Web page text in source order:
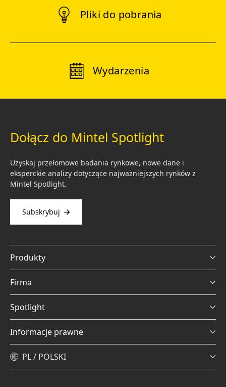
Pliki do pobrania
Wydarzenia
Dołącz do Mintel Spotlight
Uzyskaj przełomowe badania rynkowe, nowe dane i
eksperckie analizy dotyczące najważniejszych rynków z
Mintel Spotlight.
Subskrybuj
Produkty
Firma
Spotlight
Informacje prawne
PL / POLSKI